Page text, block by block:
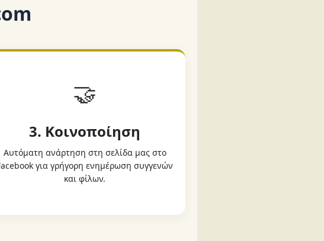
🤝
3. Κοινοποίηση
Αυτόματη ανάρτηση στη σελίδα μας στο
για γρήγορη ενημέρωση συγγενών
και φίλων.